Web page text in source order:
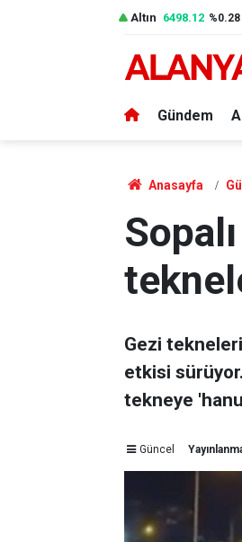
Altın 6498.12 %0.28
Gündem
Anasayfa
Gezi
etkisi sürüyor.
tekneye
Güncel